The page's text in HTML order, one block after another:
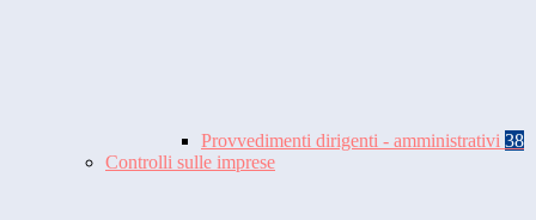
Provvedimenti dirigenti - amministrativi 38
Controlli sulle imprese